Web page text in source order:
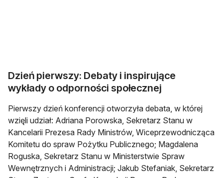
Dzień pierwszy: Debaty i inspirujące
wykłady o odporności społecznej
Pierwszy dzień konferencji otworzyła debata, w której
wzięli udział: Adriana Porowska, Sekretarz Stanu w
Kancelarii Prezesa Rady Ministrów, Wiceprzewodnicząca
Komitetu do spraw Pożytku Publicznego; Magdalena
Roguska, Sekretarz Stanu w Ministerstwie Spraw
Wewnętrznych i Administracji; Jakub Stefaniak, Sekretarz